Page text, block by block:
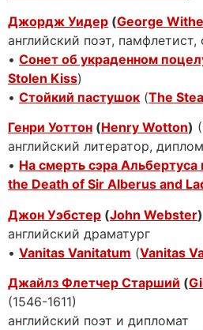
Джордж Уидер (George
английский поэт, памфлетист,
• Сонет об украденном
Stolen Kiss)
• Стойкий пастушок (The
Генри Уоттон (Henry Wotton)
английский литератор,
• На смерть сэра
the Death of Sir Alberus and
Джон Уэбстер (John Webster)
английский драматург
• Vanitas Vanitatum (Vanitas
Джайлз Флетчер Старший (
(1546-1611)
английский поэт и дипломат